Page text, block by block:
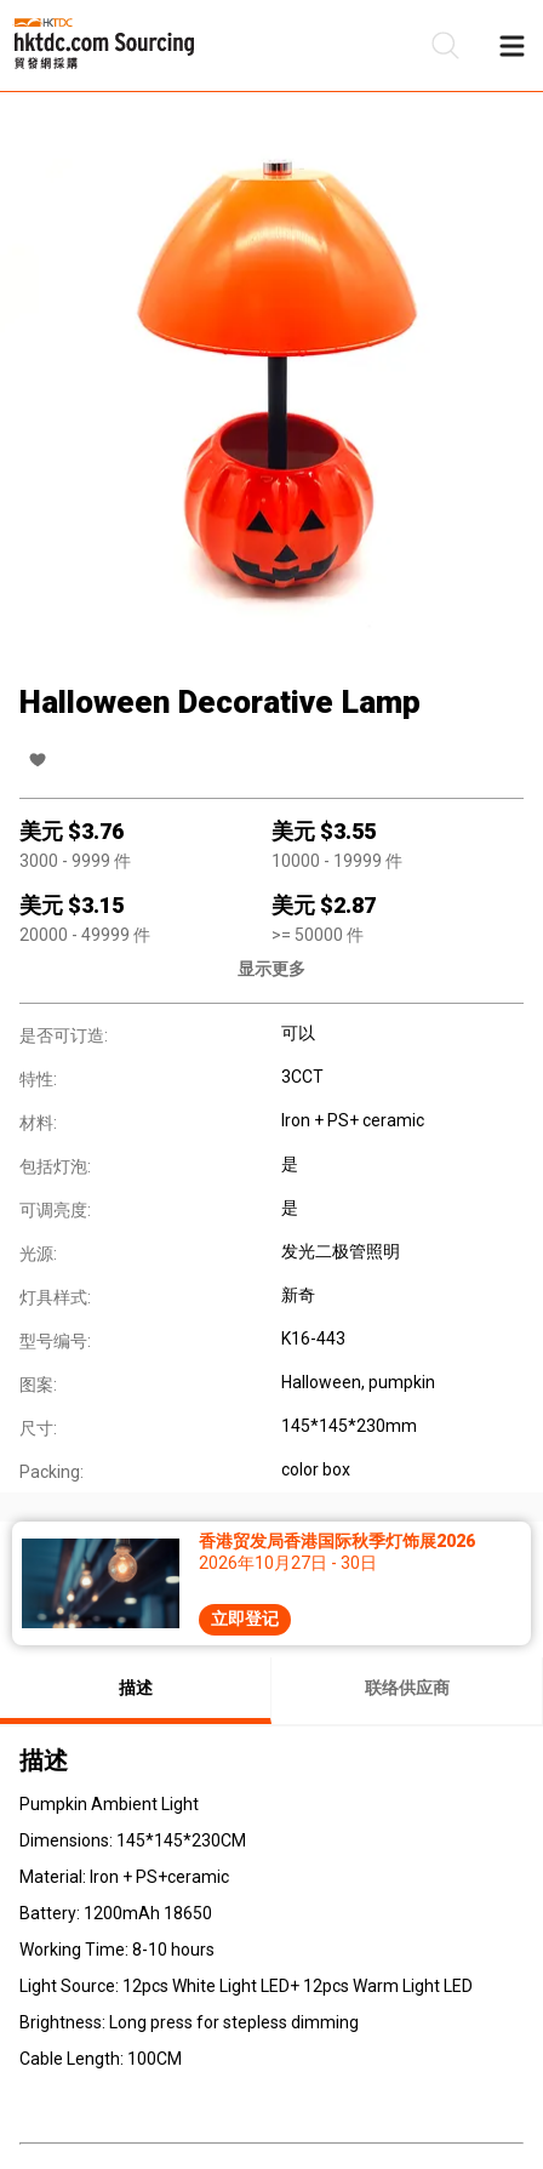
Halloween Decorative Lamp
美元 $3.76
3000 - 9999 件
美元 $3.55
10000 - 19999 件
美元 $3.15
20000 - 49999 件
美元 $2.87
>= 50000 件
显示更多
是否可订造: 可以
特性: 3CCT
材料: Iron + PS+ ceramic
包括灯泡: 是
可调亮度: 是
光源: 发光二极管照明
灯具样式: 新奇
型号编号: K16-443
图案: Halloween, pumpkin
尺寸: 145*145*230mm
Packing: color box
香港贸发局香港国际秋季灯饰展2026
2026年10月27日 - 30日
立即登记
描述 联络供应商
描述
Pumpkin Ambient Light
Dimensions: 145*145*230CM
Material: Iron + PS+ceramic
Battery: 1200mAh 18650
Working Time: 8-10 hours
Light Source: 12pcs White Light LED+ 12pcs Warm Light LED
Brightness: Long press for stepless dimming
Cable Length: 100CM